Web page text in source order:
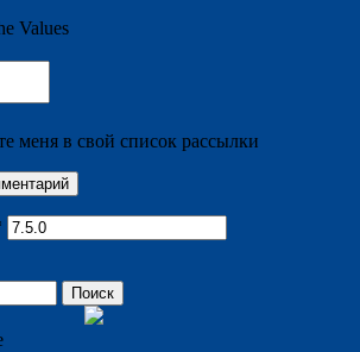
Values
меня в свой список рассылки